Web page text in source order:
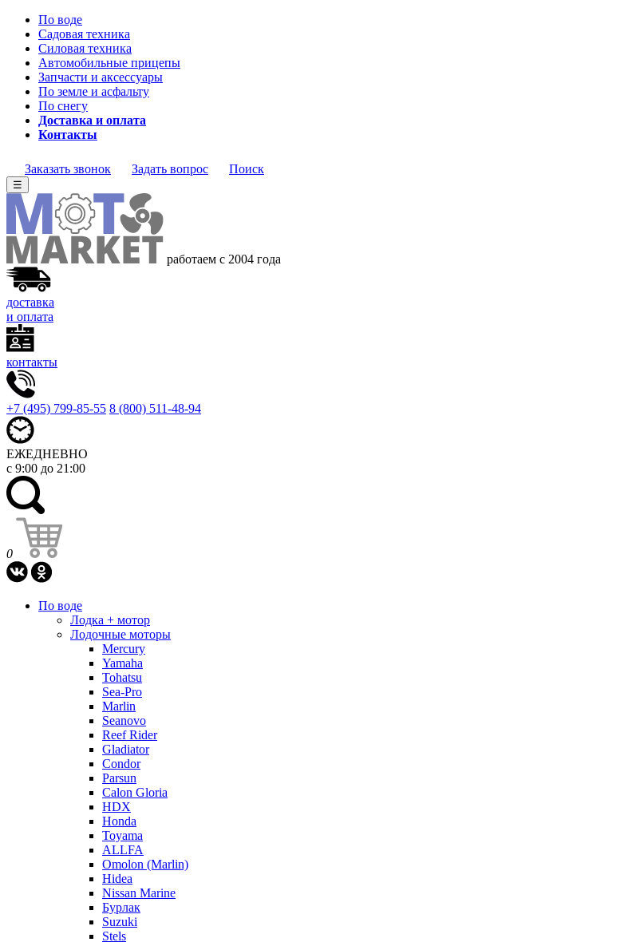
По воде
Садовая техника
Силовая техника
Автомобильные прицепы
Запчасти и аксессуары
По земле и асфальту
По снегу
Доставка и оплата
Контакты
Заказать звонок Задать вопрос Поиск
☰
работаем с 2004 года
доставка
и оплата
контакты
+7 (495) 799-85-55 8 (800) 511-48-94
ЕЖЕДНЕВНО
с 9:00 до 21:00
0
По воде
Лодка + мотор
Лодочные моторы
Mercury
Yamaha
Tohatsu
Sea-Pro
Marlin
Seanovo
Reef Rider
Gladiator
Condor
Parsun
Calon Gloria
HDX
Honda
Toyama
ALLFA
Omolon (Marlin)
Hidea
Nissan Marine
Бурлак
Suzuki
Stels